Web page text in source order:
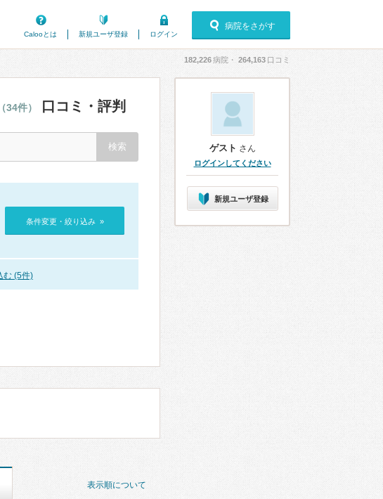
Calooとは
新規ユーザ登録 ログイン
病院をさがす
182,226病院・ 264,163 口コミ
（34件） 口コミ・評判
条件変更・絞り込み »
む (5件)
表示順について
ゲスト さん
ログインしてください
新規ユーザ登録